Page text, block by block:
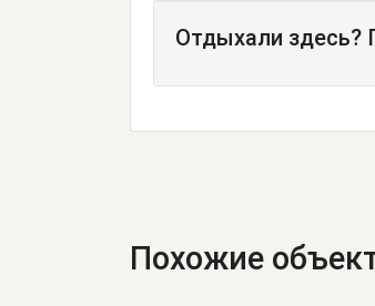
Отдыхали здесь?
Похожие